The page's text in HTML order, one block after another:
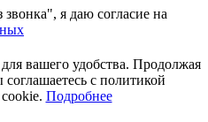
я даю согласие на
вашего удобства. Продолжая
соглашаетесь с политикой
Подробнее